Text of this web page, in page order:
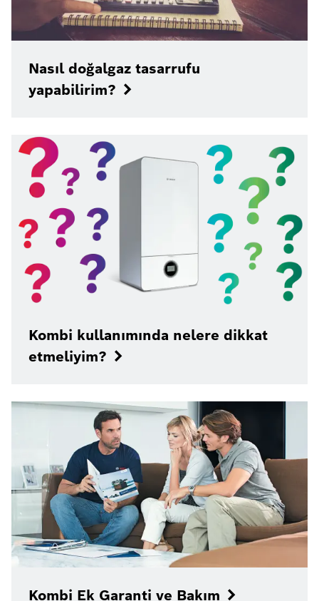
Nasıl doğalgaz tasarrufu
yapabilirim?
Kombi kullanımında nelere dikkat
etmeliyim?
Kombi Ek Garanti ve Bakım